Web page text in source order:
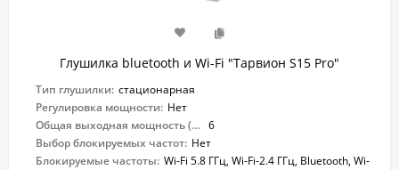
Глушилка bluetooth и Wi-Fi "Тарвион S15 Pro"
Тип глушилки: стационарная
Регулировка мощности: Нет
Общая выходная мощность (Вт): 6
Выбор блокируемых частот: Нет
Блокируемые частоты: Wi-Fi 5.8 ГГц, Wi-Fi-2.4 ГГц, Bluetooth, Wi-